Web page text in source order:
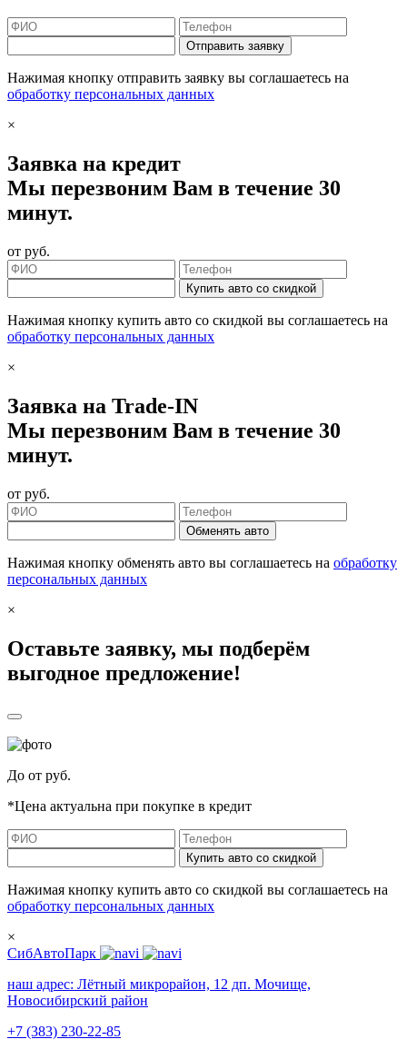
Отправить заявку
Нажимая кнопку отправить заявку вы соглашаетесь на
обработку персональных данных
×
Заявка на кредит
Мы перезвоним Вам в течение 30
минут.
от руб.
Купить авто со скидкой
Нажимая кнопку купить авто со скидкой вы соглашаетесь на
обработку персональных данных
×
Заявка на Trade-IN
Мы перезвоним Вам в течение 30
минут.
от руб.
Обменять авто
Нажимая кнопку обменять авто вы соглашаетесь на обработку
персональных данных
×
Оставьте заявку, мы подберём
выгодное предложение!
До от руб.
*Цена актуальна при покупке в кредит
Купить авто со скидкой
Нажимая кнопку купить авто со скидкой вы соглашаетесь на
обработку персональных данных
×
СибАвтоПарк
наш адрес: Лётный микрорайон, 12 дп. Мочище,
Новосибирский район
+7 (383) 230-22-85